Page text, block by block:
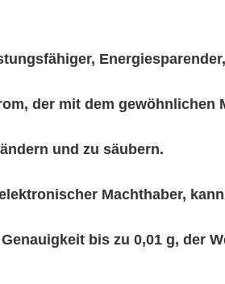
der mit dem gewöhnlichen
und zu säubern.
Machthaber,
bis zu 0,01 g, der